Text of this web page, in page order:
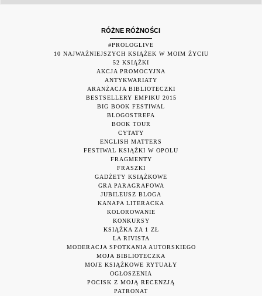
RÓŻNE RÓŻNOŚCI
#PROLOGLIVE
10 NAJWAŻNIEJSZYCH KSIĄŻEK W MOIM ŻYCIU
52 KSIĄŻKI
AKCJA PROMOCYJNA
ANTYKWARIATY
ARANŻACJA BIBLIOTECZKI
BESTSELLERY EMPIKU 2015
BIG BOOK FESTIWAL
BLOGOSTREFA
BOOK TOUR
CYTATY
ENGLISH MATTERS
FESTIWAL KSIĄŻKI W OPOLU
FRAGMENTY
FRASZKI
GADŻETY KSIĄŻKOWE
GRA PARAGRAFOWA
JUBILEUSZ BLOGA
KANAPA LITERACKA
KOLOROWANIE
KONKURSY
KSIĄŻKA ZA 1 ZŁ
LA RIVISTA
MODERACJA SPOTKANIA AUTORSKIEGO
MOJA BIBLIOTECZKA
MOJE KSIĄŻKOWE RYTUAŁY
OGŁOSZENIA
POCISK Z MOJĄ RECENZJĄ
PATRONAT